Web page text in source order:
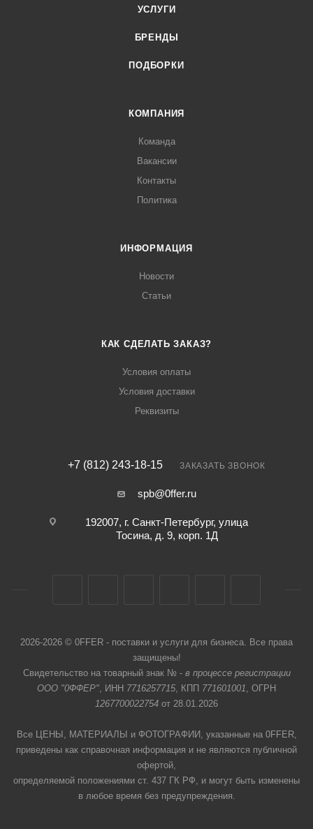
УСЛУГИ
БРЕНДЫ
ПОДБОРКИ
КОМПАНИЯ
Команда
Вакансии
Контакты
Политика
ИНФОРМАЦИЯ
Новости
Статьи
КАК СДЕЛАТЬ ЗАКАЗ?
Условия оплаты
Условия доставки
Реквизиты
+7 (812) 243-18-15 ЗАКАЗАТЬ ЗВОНОК
spb@0ffer.ru
192007, г. Санкт-Петербург, улица
Тосина, д. 9, корп. 1Д
2026-2026 © 0FFER - поставки и услуги для бизнеса. Все права
защищены!
Свидетельство на товарный знак № - в процессе регистрации
ООО "0ФФЕР", ИНН 7716257715, КПП 771601001, ОГРН
1267700022754 от 28.01.2026
Все ЦЕНЫ, МАТЕРИАЛЫ и ФОТОГРАФИИ, указанные на 0FFER,
приведены как справочная информация и не являются публичной
офертой,
определяемой положениями ст. 437 ГК РФ, и могут быть изменены
в любое время без предупреждения.